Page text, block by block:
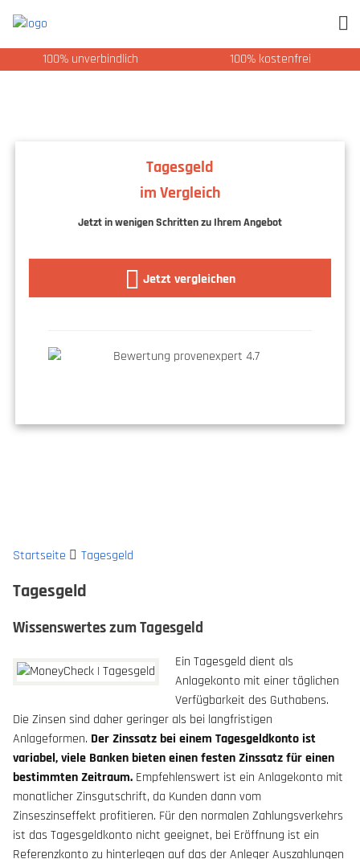
100% unverbindlich 100% kostenfrei
Tagesgeld
im Vergleich
Jetzt in wenigen Schritten zu Ihrem Angebot
Jetzt vergleichen
Startseite Tagesgeld
Tagesgeld
Wissenswertes zum Tagesgeld
Ein Tagesgeld dient als
Anlagekonto mit einer täglichen
Verfügbarkeit des Guthabens.
Die Zinsen sind daher geringer als bei langfristigen
Anlageformen. Der Zinssatz bei einem Tagesgeldkonto ist
variabel, viele Banken bieten einen festen Zinssatz für einen
bestimmten Zeitraum. Empfehlenswert ist ein Anlagekonto mit
monatlicher Zinsgutschrift, da Kunden dann vom
Zinseszinseffekt profitieren. Für den normalen Zahlungsverkehrs
ist das Tagesgeldkonto nicht geeignet, bei Eröffnung ist ein
Referenzkonto zu hinterlegen auf das der Anleger Auszahlungen